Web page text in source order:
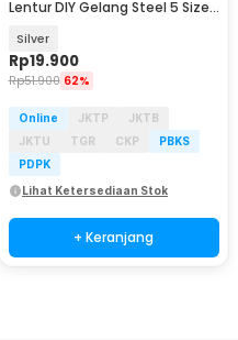
Lentur DIY Gelang Steel 5 Size
Silver
Rp19.900
Rp51.900 62%
Online JKTP
JKTB
JKTU
TGR CKP
PBKS
PDPK
Lihat Ketersediaan Stok
+ Keranjang